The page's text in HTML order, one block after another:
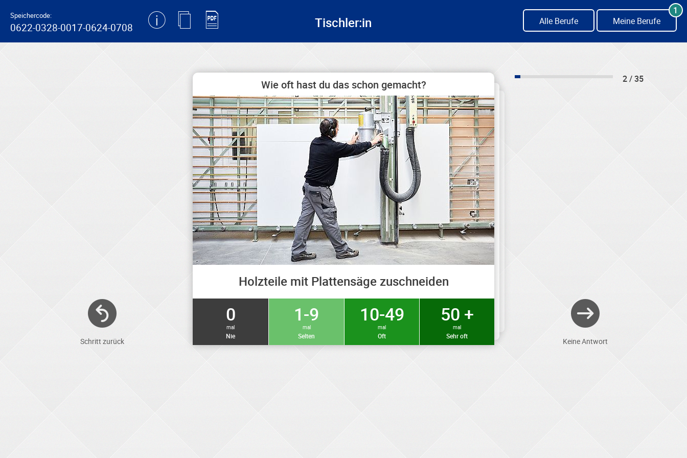
Speichercode:
0622-0328-0017-0624-0708 Tischler:in Alle Berufe Meine Berufe
1
Schritt zurück
Wie oft hast du das schon gemacht?
Holzteile mit Plattensäge zuschneiden
0
mal
Nie
1-9
mal
Selten
10-49
mal
Oft
50 +
mal
Sehr oft
2 / 35
Keine Antwort